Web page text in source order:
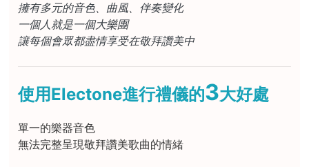
擁有多元的音色、曲風、伴奏變化
一個人就是一個大樂團
讓每個會眾都盡情享受在敬拜讚美中
使用Electone進行禮儀的3大好處
單一的樂器音色
無法完整呈現敬拜讚美歌曲的情緒